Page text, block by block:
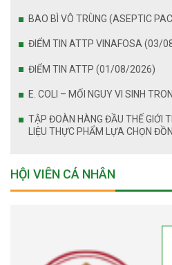
BAO BÌ VÔ TRÙNG (ASEPTIC
ĐIỂM TIN ATTP VINAFOSA (03/
ĐIỂM TIN ATTP (01/08/2026)
E. COLI – MỐI NGUY VI SINH
TẬP ĐOÀN HÀNG ĐẦU THẾ GIỚI
LIỆU THỰC PHẨM LỰA CHỌN
HỘI VIÊN CÁ NHÂN